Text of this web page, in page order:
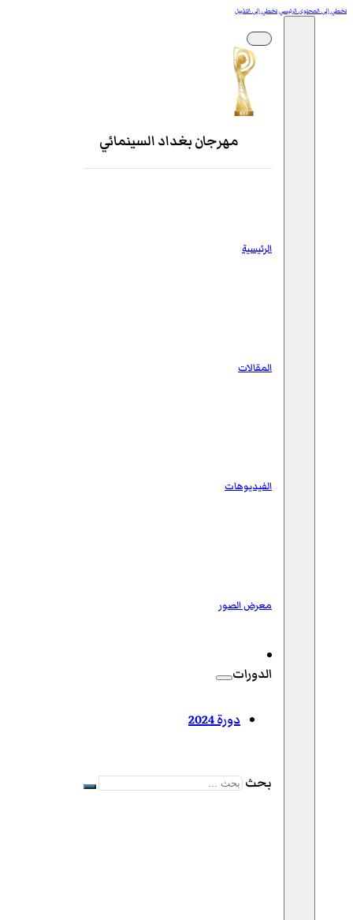
تخطي إلى المحتوى الرئيسيتخطي إلى التذييل
مهرجان بغداد السينمائي
الرئيسية
المقالات
الفيديوهات
معرض الصور
الدورات
دورة 2024
بحث